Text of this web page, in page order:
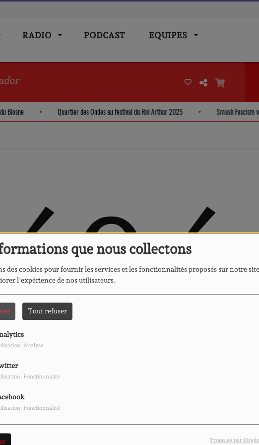
que nous collectons
des cookies pour fournir les services et les fonctionnalités proposés sur notre site
l'expérience de nos utilisateurs.
Tout refuser
Analyse
Fonctionnalité
Fonctionnalité
Propulsé par
RADIO PODCAST EQUIPES
Blosne Quartier des Ondes au festival du Roi Arthur 2025 Smash
vous avez rencontré une erreur.